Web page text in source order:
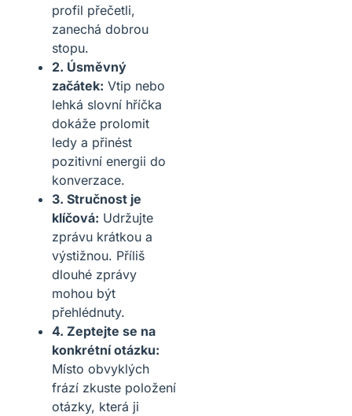
profil přečetli,
zanechá dobrou
stopu.
2. Úsměvný
začátek: Vtip nebo
lehká slovní hříčka
dokáže prolomit
ledy a přinést
pozitivní energii do
konverzace.
3. Stručnost je
klíčová: Udržujte
zprávu krátkou a
výstižnou. Příliš
dlouhé zprávy
mohou být
přehlédnuty.
4. Zeptejte se na
konkrétní otázku:
Místo obvyklých
frází zkuste položení
otázky, která ji